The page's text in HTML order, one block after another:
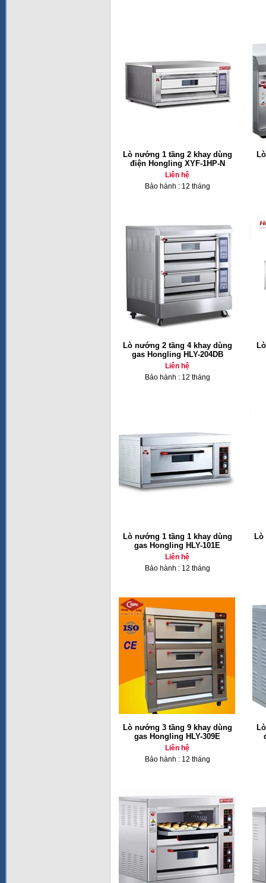
Lò nướng 1 tầng 2 khay dùng
điện Hongling XYF-1HP-N
Liên hệ
Bảo hành : 12 tháng
Lò nướng 2 tầng 4 khay dùng
gas Hongling HLY-204DB
Liên hệ
Bảo hành : 12 tháng
Lò nướng 1 tầng 1 khay dùng
gas Hongling HLY-101E
Liên hệ
Bảo hành : 12 tháng
Lò
Lò nướng 3 tầng 9 khay dùng
gas Hongling HLY-309E
Liên hệ
Bảo hành : 12 tháng